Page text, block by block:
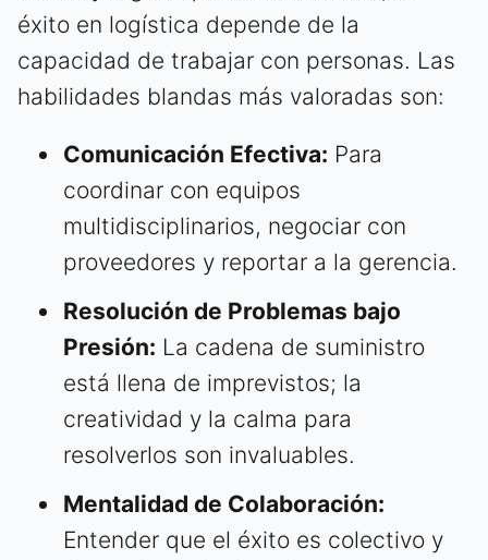
éxito en logística depende de la
capacidad de trabajar con personas. Las
habilidades blandas más valoradas son:
Comunicación Efectiva: Para
coordinar con equipos
multidisciplinarios, negociar con
proveedores y reportar a la gerencia.
Resolución de Problemas bajo
Presión: La cadena de suministro
está llena de imprevistos; la
creatividad y la calma para
resolverlos son invaluables.
Mentalidad de Colaboración:
Entender que el éxito es colectivo y